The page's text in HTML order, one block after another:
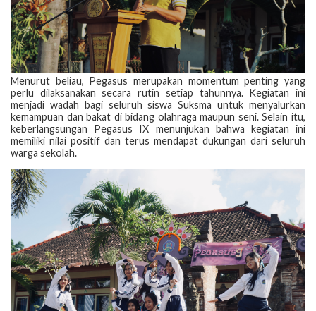
Menurut beliau, Pegasus merupakan momentum penting yang
perlu dilaksanakan secara rutin setiap tahunnya. Kegiatan ini
menjadi wadah bagi seluruh siswa Suksma untuk menyalurkan
kemampuan dan bakat di bidang olahraga maupun seni. Selain itu,
keberlangsungan Pegasus IX menunjukan bahwa kegiatan ini
memiliki nilai positif dan terus mendapat dukungan dari seluruh
warga sekolah.